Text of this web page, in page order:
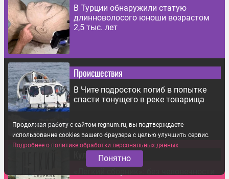
В Турции обнаружили статую
длинноволосого юноши возрастом
2,5 тыс. лет
Происшествия
В Чите подросток погиб в попытке
спасти тонущего в реке товарища
Культура
Продолжая работу с сайтом regnum.ru, вы подтверждаете
использование cookies вашего браузера с целью улучшить сервис.
Подробнее о политике обработки персональных данных
Понятно